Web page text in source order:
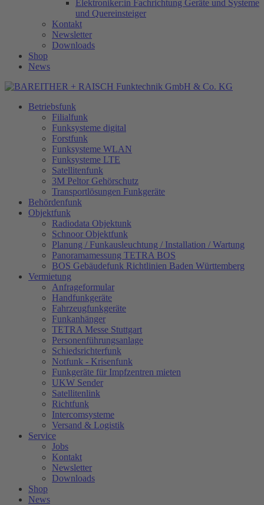
Elektroniker:in Fachrichtung Geräte und Systeme
und Quereinsteiger
Kontakt
Newsletter
Downloads
Shop
News
Betriebsfunk
Filialfunk
Funksysteme digital
Forstfunk
Funksysteme WLAN
Funksysteme LTE
Satellitenfunk
3M Peltor Gehörschutz
Transportlösungen Funkgeräte
Behördenfunk
Objektfunk
Radiodata Objektunk
Schnoor Objektfunk
Planung / Funkausleuchtung / Installation / Wartung
Panoramamessung TETRA BOS
BOS Gebäudefunk Richtlinien Baden Württemberg
Vermietung
Anfrageformular
Handfunkgeräte
Fahrzeugfunkgeräte
Funkanhänger
TETRA Messe Stuttgart
Personenführungsanlage
Schiedsrichterfunk
Notfunk - Krisenfunk
Funkgeräte für Impfzentren mieten
UKW Sender
Satellitenlink
Richtfunk
Intercomsysteme
Versand & Logistik
Service
Jobs
Kontakt
Newsletter
Downloads
Shop
News